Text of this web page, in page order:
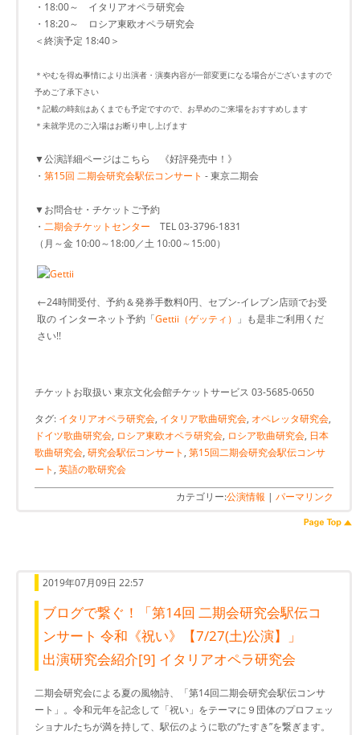
・18:00～ イタリアオペラ研究会
・18:20～ ロシア東欧オペラ研究会
＜終演予定 18:40＞
＊やむを得ぬ事情により出演者・演奏内容が一部変更になる場合がございますので
予めご了承下さい
＊記載の時刻はあくまでも予定ですので、お早めのご来場をおすすめします
＊未就学児のご入場はお断り申し上げます
▼公演詳細ページはこちら 《好評発売中！》
・ 第15回 二期会研究会駅伝コンサート - 東京二期会
▼お問合せ・チケットご予約
・ 二期会チケットセンター TEL 03-3796-1831
（月～金 10:00～18:00／土 10:00～15:00）
←24時間受付、予約＆発券手数料0円、セブン-イレブン店頭でお受
取の インターネット予約「Gettii（ゲッティ）
」も是非ご利用くだ
さい!!
チケットお取扱い 東京文化会館チケットサービス 03-5685-0650
タグ: イタリアオペラ研究会, イタリア歌曲研究会, オペレッタ研究会,
ドイツ歌曲研究会, ロシア東欧オペラ研究会, ロシア歌曲研究会, 日本
歌曲研究会, 研究会駅伝コンサート , 第15回二期会研究会駅伝コンサ
ート , 英語の歌研究会
カテゴリー:公演情報 | パーマリンク
2019年07月09日 22:57
ブログで繋ぐ！「第14回 二期会研究会駅伝コ
ンサート 令和《祝い》【7/27(土)公演】」
出演研究会紹介[9] イタリアオペラ研究会
二期会研究会による夏の風物詩、「第14回二期会研究会駅伝コンサ
ート」。令和元年を記念して「祝い」をテーマに９団体のプロフェッ
ショナルたちが満を持して、駅伝のように歌の“たすき”を繋ぎます。